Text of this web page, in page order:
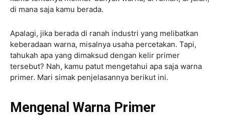
di mana saja kamu berada.
Apalagi, jika berada di ranah industri yang melibatkan
keberadaan warna, misalnya usaha percetakan. Tapi,
tahukah apa yang dimaksud dengan kelir primer
tersebut? Nah, kamu patut mengetahui apa saja warna
primer. Mari simak penjelasannya berikut ini.
Mengenal Warna Primer